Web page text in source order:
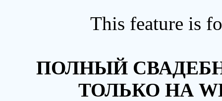
This feature is
ПОЛНЫЙ
ТОЛЬКО НА